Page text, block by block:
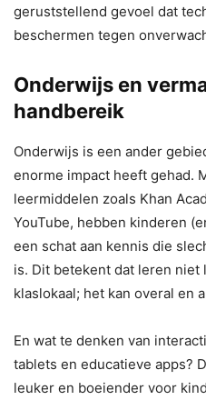
geruststellend gevoel dat
beschermen tegen
Onderwijs en
handbereik
Onderwijs is een ander
enorme impact heeft gehad.
leermiddelen zoals Khan
YouTube, hebben kinderen
een schat aan kennis die
is. Dit betekent dat leren
klaslokaal; het kan overal en
En wat te denken van
tablets en educatieve apps?
leuker en boeiender voor